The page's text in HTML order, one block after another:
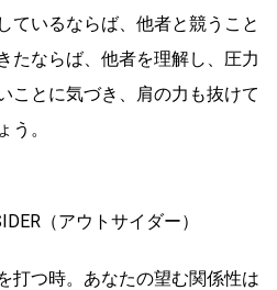
ているならば、他者と競うこと
たならば、他者を理解し、圧力
ことに気づき、肩の力も抜けて
う。
（アウトサイダー）
打つ時。あなたの望む関係性は